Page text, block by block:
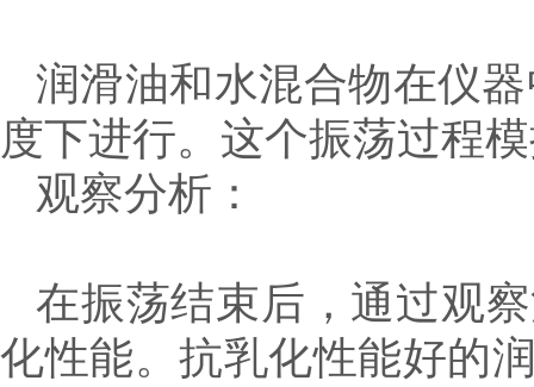
润滑油和水混合物在仪
度下进行。这个振荡过程
观察分析：
在振荡结束后，通过观
化性能。抗乳化性能好的